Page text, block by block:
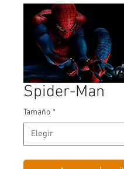
Spider-Man
Tamaño *